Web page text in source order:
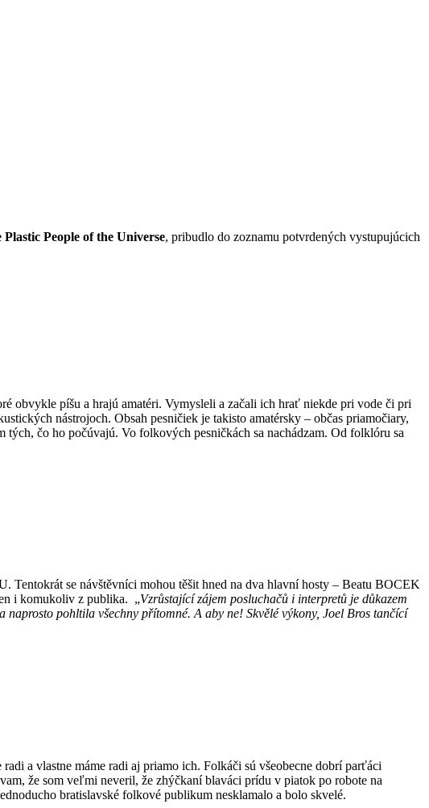
Plastic People of the Universe, pribudlo do zoznamu potvrdených vystupujúcich
obvykle píšu a hrajú amatéri. Vymysleli a začali ich hrať niekde pri vode či pri
nástrojoch. Obsah pesničiek je takisto amatérsky – občas priamočiary,
čo ho počúvajú. Vo folkových pesničkách sa nachádzam. Od folklóru sa
se návštěvníci mohou těšit hned na dva hlavní hosty – Beatu BOCEK
i komukoliv z publika. „Vzrůstající zájem posluchačů i interpretů je důkazem
naprosto pohltila všechny přítomné. A aby ne! Skvělé výkony, Joel Bros tančící
a vlastne máme radi aj priamo ich. Folkáči sú všeobecne dobrí parťáci
že som veľmi neveril, že zhýčkaní blaváci prídu v piatok po robote na
bratislavské folkové publikum nesklamalo a bolo skvelé.